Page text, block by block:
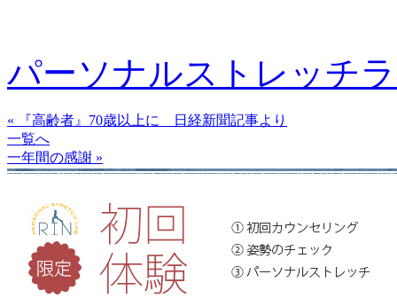
パーソナルストレッチ
« 『高齢者』70歳以上に 日経新聞記事より
一覧へ
一年間の感謝 »